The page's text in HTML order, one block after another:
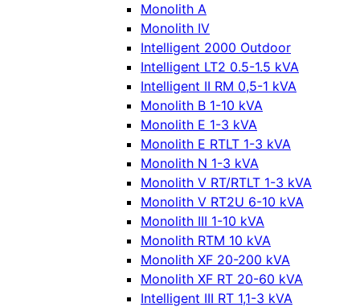
Monolith A
Monolith IV
Intelligent 2000 Outdoor
Intelligent LT2 0.5-1.5 kVA
Intelligent II RM 0,5-1 kVA
Monolith B 1-10 kVA
Monolith E 1-3 kVA
Monolith E RTLT 1-3 kVA
Monolith N 1-3 kVA
Monolith V RT/RTLT 1-3 kVA
Monolith V RT2U 6-10 kVA
Monolith III 1-10 kVA
Monolith RTM 10 kVA
Monolith XF 20-200 kVA
Monolith XF RT 20-60 kVA
Intelligent III RT 1,1-3 kVA